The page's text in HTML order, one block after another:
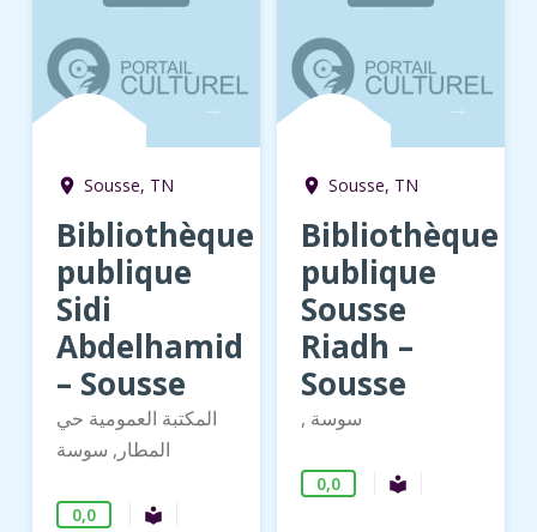
→
room Sousse, TN
Bibliothèque
publique
Sidi
Abdelhamid
– Sousse
المكتبة العمومية حي
المطار, سوسة
0,0 local_library
→
room Sousse, TN
Bibliothèque
publique
Sousse
Riadh –
Sousse
, سوسة
0,0 local_library